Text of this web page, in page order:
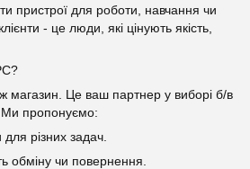
пристрої для роботи, навчання чи
- це люди, які цінують якість,
магазин. Це ваш партнер у виборі б/в
Ми пропонуємо:
різних задач.
обміну чи повернення.